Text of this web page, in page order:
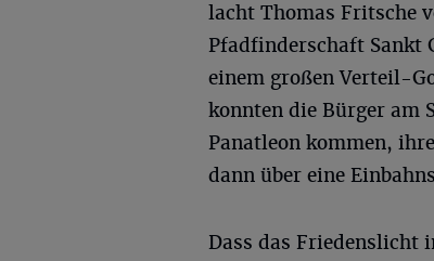
lacht Thomas Fritsche
Pfadfinderschaft Sankt
einem großen Verteil-
konnten die Bürger am
Panatleon kommen,
dann über eine
Dass das Friedenslicht